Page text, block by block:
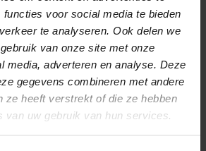
voor social media te bieden
te analyseren. Ook delen we
van onze site met onze
media, adverteren en analyse. Deze
gegevens combineren met andere
ze heeft verstrekt of die ze hebben
van uw gebruik van hun services.
putting matten van Twente Golf of
passend advies. Zo kies je eenvoudig de
jouw golfspel en trainingsdoelen.